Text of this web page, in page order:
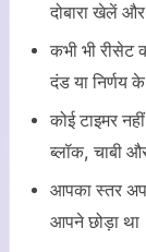
दोबारा खेलें
कभी भी रीसेट
दंड या निर्णय के
कोई टाइमर
ब्लॉक, चाबी
आपका स्तर
आपने छोड़ा था